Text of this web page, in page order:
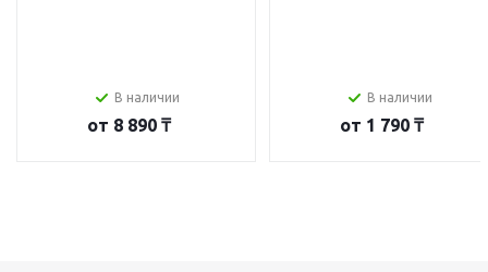
В наличии
от 8 890 ₸
В наличии
от 1 790 ₸